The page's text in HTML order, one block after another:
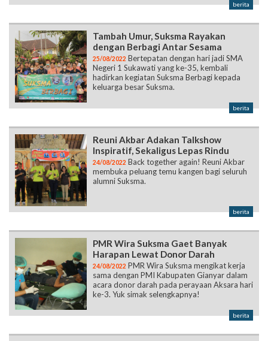
berita
Tambah Umur, Suksma Rayakan
dengan Berbagi Antar Sesama
25/08/2022 Bertepatan dengan hari jadi SMA
Negeri 1 Sukawati yang ke-35, kembali
hadirkan kegiatan Suksma Berbagi kepada
keluarga besar Suksma.
berita
Reuni Akbar Adakan Talkshow
Inspiratif, Sekaligus Lepas Rindu
24/08/2022 Back together again! Reuni Akbar
membuka peluang temu kangen bagi seluruh
alumni Suksma.
berita
PMR Wira Suksma Gaet Banyak
Harapan Lewat Donor Darah
24/08/2022 PMR Wira Suksma mengikat kerja
sama dengan PMI Kabupaten Gianyar dalam
acara donor darah pada perayaan Aksara hari
ke-3. Yuk simak selengkapnya!
berita